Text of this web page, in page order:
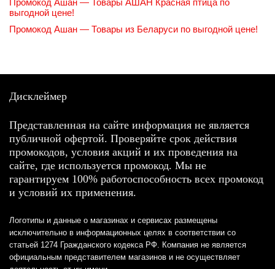
выгодной цене!
Промокод Ашан — Товары из Беларуси по выгодной цене!
Дисклеймер
Представленная на сайте информация не является
публичной офертой. Проверяйте срок действия
промокодов, условия акций и их проведения на
сайте, где используется промокод. Мы не
гарантируем 100% работоспособность всех промокод
и условий их применения.
Логотипы и данные о магазинах и сервисах размещены
исключительно в информационных целях в соответствии со
статьей 1274 Гражданского кодекса РФ. Компания не является
официальным представителем магазинов и не осуществляет